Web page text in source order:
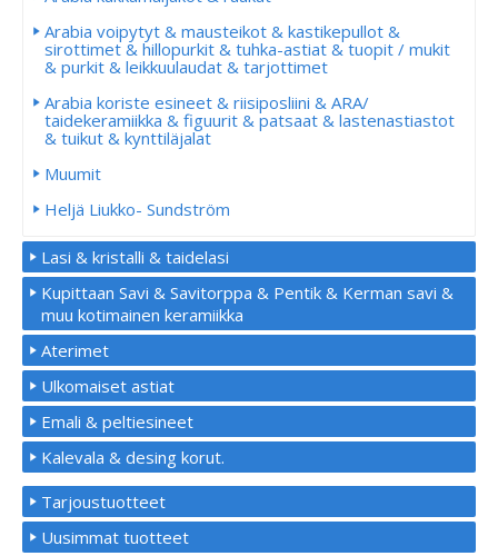
Arabia voipytyt & mausteikot & kastikepullot &
sirottimet & hillopurkit & tuhka-astiat & tuopit / mukit
& purkit & leikkuulaudat & tarjottimet
Arabia koriste esineet & riisiposliini & ARA/
taidekeramiikka & figuurit & patsaat & lastenastiastot
& tuikut & kynttiläjalat
Muumit
Heljä Liukko- Sundström
Lasi & kristalli & taidelasi
Kupittaan Savi & Savitorppa & Pentik & Kerman savi &
muu kotimainen keramiikka
Aterimet
Ulkomaiset astiat
Emali & peltiesineet
Kalevala & desing korut.
Tarjoustuotteet
Uusimmat tuotteet